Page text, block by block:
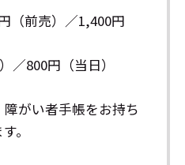
（前売）／1,400円
／800円（当日）
がい者手帳をお持ち
。